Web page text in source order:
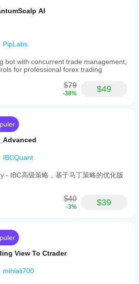
AI
PipLabs
bot with concurrent trade management,
for professional forex trading
$79
-38% $49
IBCQuant
- IBC高级策略，基于马丁策略的优化版
$40
-3% $39
View To Ctrader
mihlali700